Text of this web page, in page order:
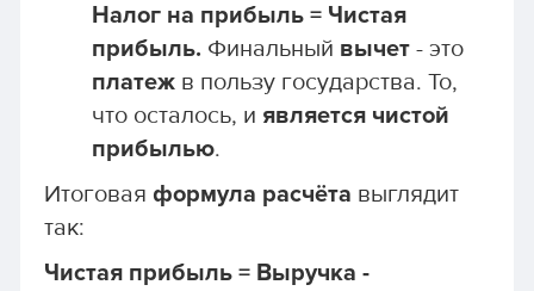
Налог на прибыль = Чистая
прибыль. Финальный вычет- это
платежв пользу государства. То,
что осталось, и является чистой
прибылью.
Итоговая формула расчёта выглядит
так:
Чистая прибыль = Выручка -